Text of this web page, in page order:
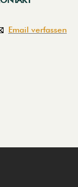
Email verfassen